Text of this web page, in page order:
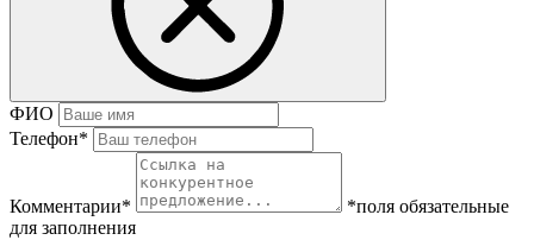
ФИО
Телефон*
Комментарии*
*поля обязательные
для заполнения